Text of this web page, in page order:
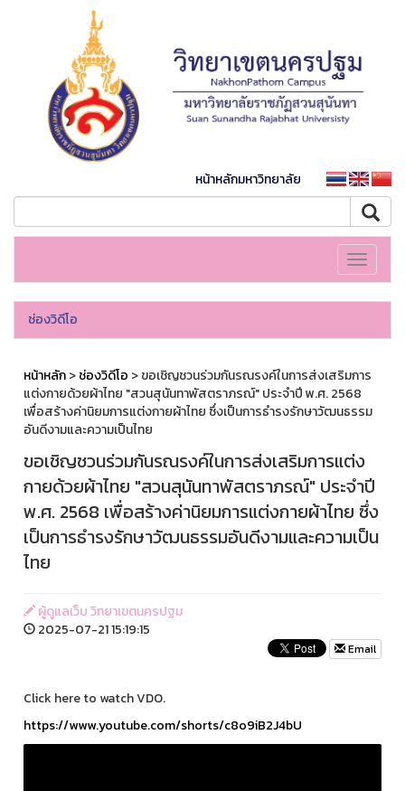
หน้าหลักมหาวิทยาลัย
Toggle
ช่องวิดีโอ
หน้าหลัก>ช่องวิดีโอ > ขอเชิญชวนร่วมกันรณรงค์ในการส่งเสริมการ
แต่งกายด้วยผ้าไทย "สวนสุนันทาพัสตราภรณ์" ประจำปี พ.ศ. 2568
เพื่อสร้างค่านิยมการแต่งกายผ้าไทย ซึ่งเป็นการธำรงรักษาวัฒนธรรม
อันดีงามและความเป็นไทย
ขอเชิญชวนร่วมกันรณรงค์ในการส่งเสริมการแต่ง
กายด้วยผ้าไทย "สวนสุนันทาพัสตราภรณ์" ประจำปี
พ.ศ. 2568 เพื่อสร้างค่านิยมการแต่งกายผ้าไทย ซึ่ง
เป็นการธำรงรักษาวัฒนธรรมอันดีงามและความเป็น
ไทย
ผู้ดูแลเว็บ วิทยาเขตนครปฐม
2025-07-21 15:19:15
Email
Click here to watch VDO.
https://www.youtube.com/shorts/c8o9iB2J4bU